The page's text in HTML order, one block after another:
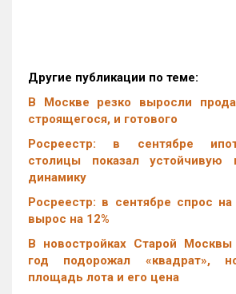
Другие публикации по теме:
В Москве резко выросли
строящегося, и готового
Росреестр: в сентябре
столицы показал устойчивую
динамику
Росреестр: в сентябре спрос
вырос на 12%
В новостройках Старой
год подорожал «квадрат»,
площадь лота и его цена